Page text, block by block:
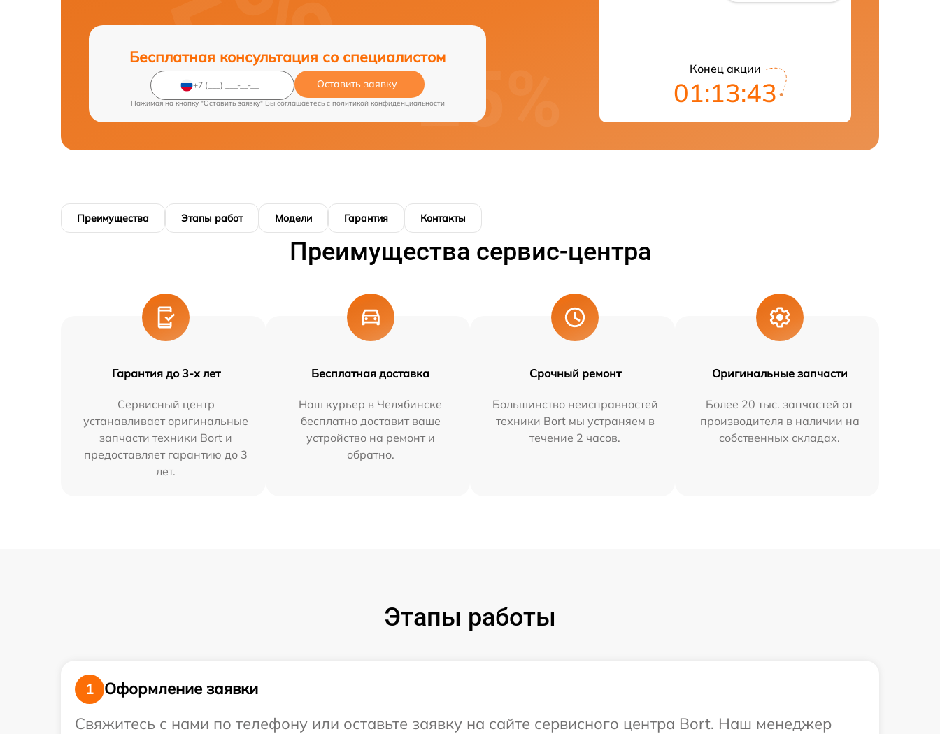
Бесплатная консультация со специалистом
Оставить заявку
Нажимая на кнопку "Оставить заявку" Вы соглашаетесь c политикой конфиденциальности
Конец акции
01:13:42
Преимущества Этапы работ Модели Гарантия Контакты
Преимущества сервис-центра
Гарантия до 3-х лет
Сервисный центр
устанавливает оригинальные
запчасти техники Bort и
предоставляет гарантию до 3
лет.
Бесплатная доставка
Наш курьер в Челябинске
бесплатно доставит ваше
устройство на ремонт и
обратно.
Срочный ремонт
Большинство неисправностей
техники Bort мы устраняем в
течение 2 часов.
Оригинальные запчасти
Более 20 тыс. запчастей от
производителя в наличии на
собственных складах.
Этапы работы
1
Оформление заявки
Свяжитесь с нами по телефону или оставьте заявку на сайте сервисного центра Bort. Наш менеджер